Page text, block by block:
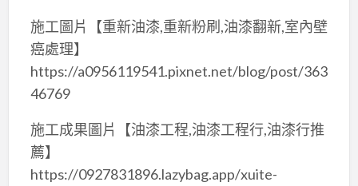
施工圖片【重新油漆,重新粉刷,油漆翻新,室內壁
癌處理】
https://a0956119541.pixnet.net/blog/post/363
46769
施工成果圖片【油漆工程,油漆工程行,油漆行推
薦】
https://0927831896.lazybag.app/xuite-